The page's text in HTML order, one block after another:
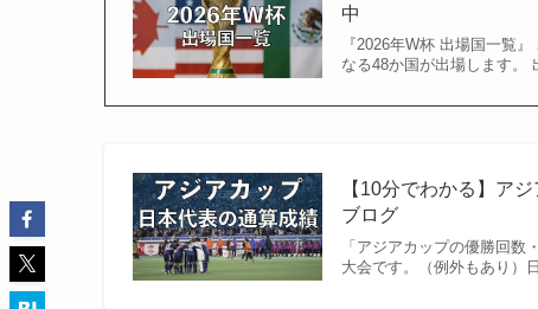
中
『2026年W杯 出場国一覧
なる48か国が出場します。
【10分でわかる】ア
ブログ
「アジアカップの優勝回
大会です。（例外もあり）